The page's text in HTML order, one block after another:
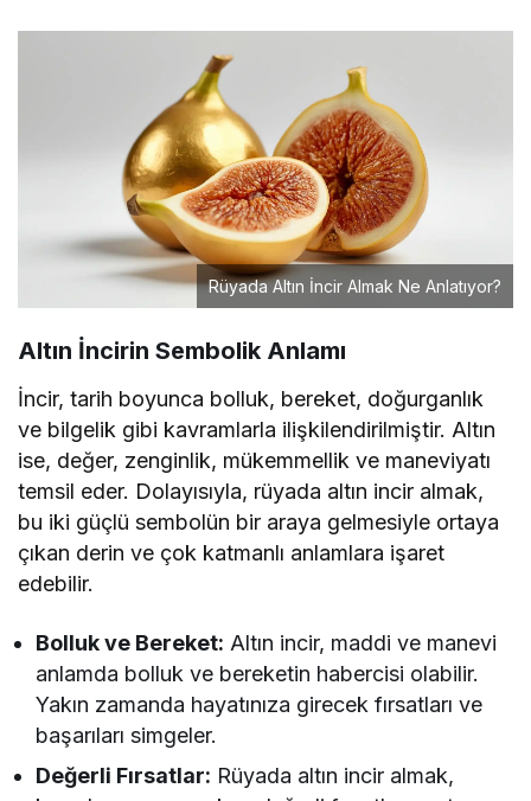
Rüyada Altın İncir Almak Ne Anlatıyor?
Altın İncirin Sembolik Anlamı
İncir, tarih boyunca bolluk, bereket, doğurganlık
ve bilgelik gibi kavramlarla ilişkilendirilmiştir. Altın
ise, değer, zenginlik, mükemmellik ve maneviyatı
temsil eder. Dolayısıyla, rüyada altın incir almak,
bu iki güçlü sembolün bir araya gelmesiyle ortaya
çıkan derin ve çok katmanlı anlamlara işaret
edebilir.
Bolluk ve Bereket: Altın incir, maddi ve manevi
anlamda bolluk ve bereketin habercisi olabilir.
Yakın zamanda hayatınıza girecek fırsatları ve
başarıları simgeler.
Değerli Fırsatlar: Rüyada altın incir almak,